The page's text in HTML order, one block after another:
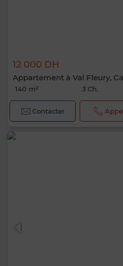
12 000 DH
Appartement à Val Fleury,
140 m² 3 Ch.
Contacter